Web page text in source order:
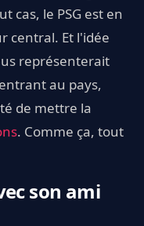
cas, le PSG est en
central. Et l'idée
représenterait
au pays,
de mettre la
. Comme ça, tout
son ami